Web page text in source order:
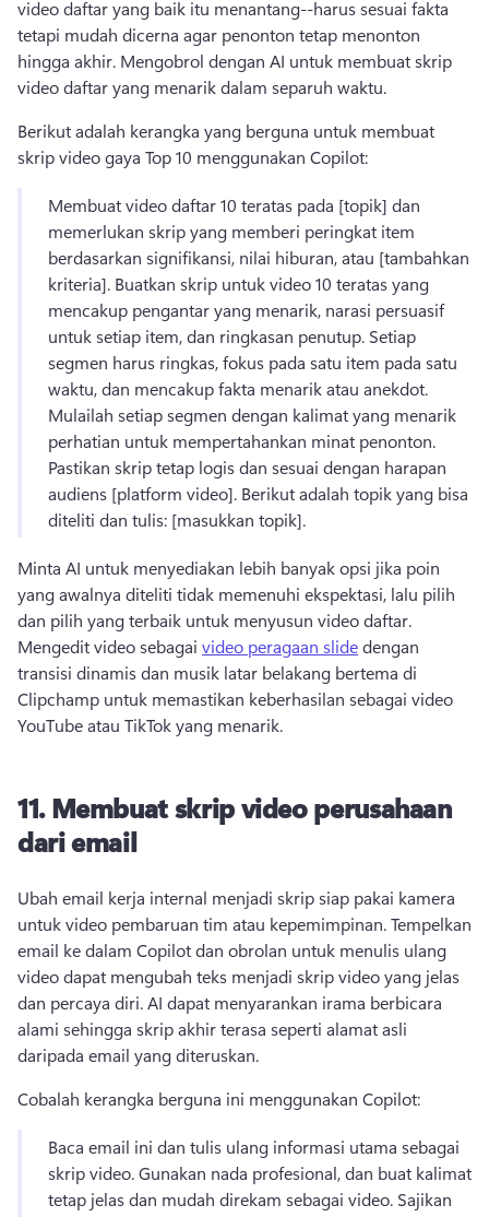
video daftar yang baik itu menantang--harus sesuai fakta
tetapi mudah dicerna agar penonton tetap menonton
hingga akhir. Mengobrol dengan AI untuk membuat skrip
video daftar yang menarik dalam separuh waktu.
Berikut adalah kerangka yang berguna untuk membuat
skrip video gaya Top 10 menggunakan Copilot:
Membuat video daftar 10 teratas pada [topik] dan
memerlukan skrip yang memberi peringkat item
berdasarkan signifikansi, nilai hiburan, atau [tambahkan
kriteria]. Buatkan skrip untuk video 10 teratas yang
mencakup pengantar yang menarik, narasi persuasif
untuk setiap item, dan ringkasan penutup. Setiap
segmen harus ringkas, fokus pada satu item pada satu
Mulailah setiap segmen dengan kalimat yang menarik
Pastikan skrip tetap logis dan sesuai dengan harapan
audiens [platform video]. Berikut adalah topik yang bisa
diteliti dan tulis: [masukkan topik].
Minta AI untuk menyediakan lebih banyak opsi jika poin
yang awalnya diteliti tidak memenuhi ekspektasi, lalu pilih
Mengedit video sebagai video peragaan slide dengan
transisi dinamis dan musik latar belakang bertema di
Clipchamp untuk memastikan keberhasilan sebagai video
YouTube atau TikTok yang menarik.
11.Membuat skrip video perusahaan
dari email
Ubah email kerja internal menjadi skrip siap pakai kamera
untuk video pembaruan tim atau kepemimpinan. Tempelkan
email ke dalam Copilot dan obrolan untuk menulis ulang
video dapat mengubah teks menjadi skrip video yang jelas
dan percaya diri. AI dapat menyarankan irama berbicara
alami sehingga skrip akhir terasa seperti alamat asli
daripada email yang diteruskan.
Cobalah kerangka berguna ini menggunakan Copilot:
Baca email ini dan tulis ulang informasi utama sebagai
skrip video. Gunakan nada profesional, dan buat kalimat
tetap jelas dan mudah direkam sebagai video. Sajikan